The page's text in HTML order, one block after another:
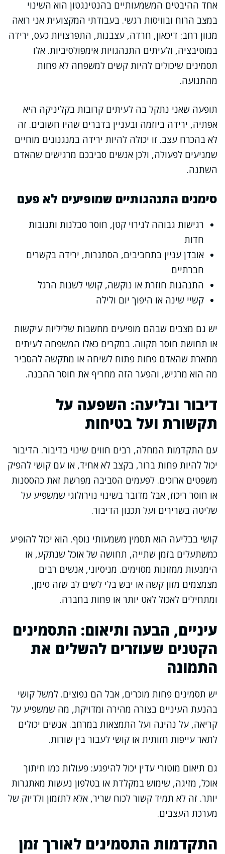
אחד ההיבטים המשמעותיים בהנטינגטון הוא השינוי
במצב הרוח ובוויסות רגשי. בעבודתי המקצועית אני רואה
מגוון רחב: דיכאון, חרדה, עצבנות, התפרצויות כעס, ירידה
במוטיבציה, ולעיתים התנהגויות אימפולסיביות. אלו
תסמינים שיכולים להיות קשים למשפחה לא פחות
מהתנועה.
תופעה שאני נתקל בה לעיתים קרובות בקליניקה היא
אפתיה, ירידה ביוזמה ובעניין בדברים שהיו חשובים. זה
לא בהכרח עצב. זו יכולה להיות ירידה במנגנונים מוחיים
שמניעים לפעולה, ולכן אנשים סביבכם מרגישים שהאדם
השתנה.
סימנים התנהגותיים שמופיעים לא פעם
רגישות גבוהה לגירוי קטן, חוסר סבלנות ותגובות
חדות
אובדן עניין בתחביבים, הסתגרות, ירידה בקשרים
חברתיים
התנהגות חוזרת או נוקשה, קושי לשנות הרגל
קשיי שינה או היפוך יום ולילה
יש גם מצבים שבהם מופיעים מחשבות שליליות עיקשות
או תחושת חוסר תקווה. במקרים כאלו המשפחה לעיתים
מתארת שהאדם פחות פתוח לשיחה או מתקשה להסביר
מה הוא מרגיש, והפער הזה מחריף את חוסר ההבנה.
דיבור ובליעה: השפעה על
תקשורת ועל בטיחות
עם התקדמות המחלה, רבים חווים שינוי בדיבור. הדיבור
יכול להיות פחות ברור, בקצב לא אחיד, או עם קושי להפיק
משפטים ארוכים. לפעמים הסביבה מפרשת זאת כהססנות
או חוסר ריכוז, אבל מדובר בשינוי נוירולוגי שמשפיע על
שליטה בשרירים ועל תכנון הדיבור.
קושי בבליעה הוא תסמין משמעותי נוסף. הוא יכול להופיע
כמשתעלים בזמן שתייה, תחושה של אוכל שנתקע, או
הימנעות ממזונות מסוימים. מניסיוני, אנשים רבים
מצמצמים מזון קשה או יבש בלי לשים לב שזה סימן,
ומתחילים לאכול לאט יותר או פחות בחברה.
עיניים, הבעה ותיאום: התסמינים
הקטנים שעוזרים להשלים את
התמונה
יש תסמינים פחות מוכרים, אבל הם נפוצים. למשל קושי
בהנעת העיניים בצורה מהירה ומדויקת, מה שמשפיע על
קריאה, על נהיגה ועל התמצאות במרחב. אנשים יכולים
לתאר עייפות חזותית או קושי לעבור בין שורות.
גם תיאום מוטורי עדין יכול להיפגע: פעולות כמו חיתוך
אוכל, מזיגה, שימוש במקלדת או בטלפון נעשות מאתגרות
יותר. זה לא תמיד קשור לכוח שריר, אלא לתזמון ולדיוק של
מערכת העצבים.
התקדמות התסמינים לאורך זמן